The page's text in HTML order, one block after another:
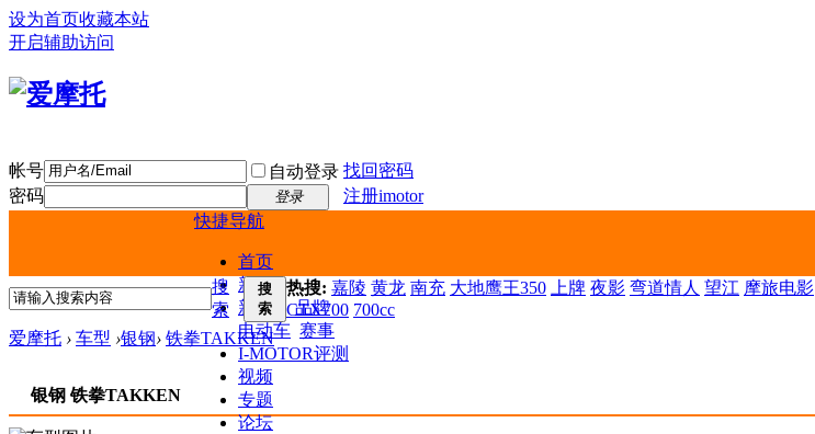
设为首页收藏本站
开启辅助访问
帐号 自动登录 找回密码
密码
登录
注册imotor
快捷导航
首页
新闻
新车
品牌
电动车 赛事
I-MOTOR评测
视频
专题
论坛
搜
索
搜
索
热搜: 嘉陵 黄龙 南充 大地鹰王350 上牌 夜影 弯道情人 望江 摩旅电影
CTX700 700cc
爱摩托 › 车型 ›银钢› 铁拳TAKKEN
银钢 铁拳TAKKEN